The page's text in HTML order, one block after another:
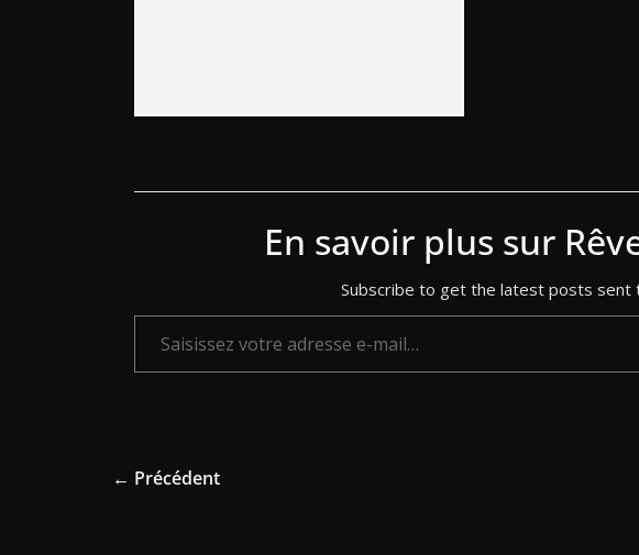
En savoir plus sur
Subscribe to get the latest posts sent
Saisissez votre adresse e-mail…
← Précédent